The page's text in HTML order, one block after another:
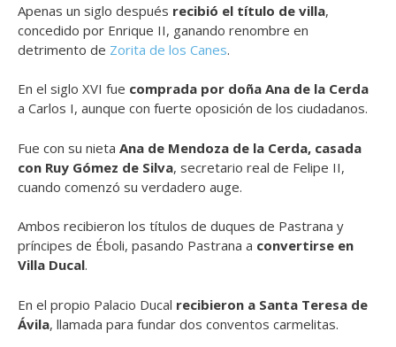
Apenas un siglo después recibió el título de villa,
concedido por Enrique II, ganando renombre en
detrimento de Zorita de los Canes.
En el siglo XVI fue comprada por doña Ana de la Cerda
a Carlos I, aunque con fuerte oposición de los ciudadanos.
Fue con su nieta Ana de Mendoza de la Cerda, casada
con Ruy Gómez de Silva, secretario real de Felipe II,
cuando comenzó su verdadero auge.
Ambos recibieron los títulos de duques de Pastrana y
príncipes de Éboli, pasando Pastrana a convertirse en
Villa Ducal.
En el propio Palacio Ducal recibieron a Santa Teresa de
Ávila, llamada para fundar dos conventos carmelitas.